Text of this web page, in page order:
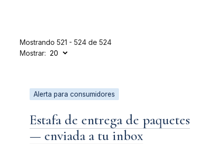
Mostrando 521 - 524 de 524
Mostrar:
Alerta para consumidores
Estafa de entrega de paquetes
— enviada a tu inbox